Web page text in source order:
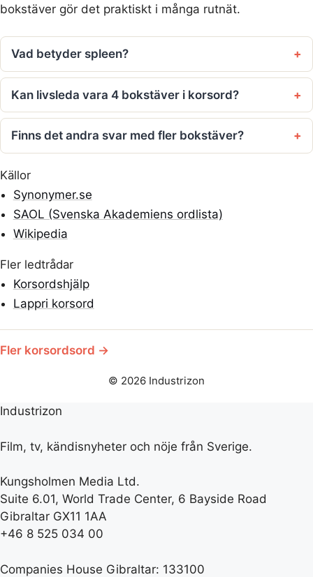
bokstäver gör det praktiskt i många rutnät.
Vad betyder spleen?
Kan livsleda vara 4 bokstäver i korsord?
Finns det andra svar med fler bokstäver?
Källor
Synonymer.se
SAOL (Svenska Akademiens ordlista)
Wikipedia
Fler ledtrådar
Korsordshjälp
Lappri korsord
Fler korsordsord →
© 2026 Industrizon
Industrizon
Film, tv, kändisnyheter och nöje från Sverige.
Kungsholmen Media Ltd.
Suite 6.01, World Trade Center, 6 Bayside Road
Gibraltar GX11 1AA
+46 8 525 034 00
Companies House Gibraltar: 133100